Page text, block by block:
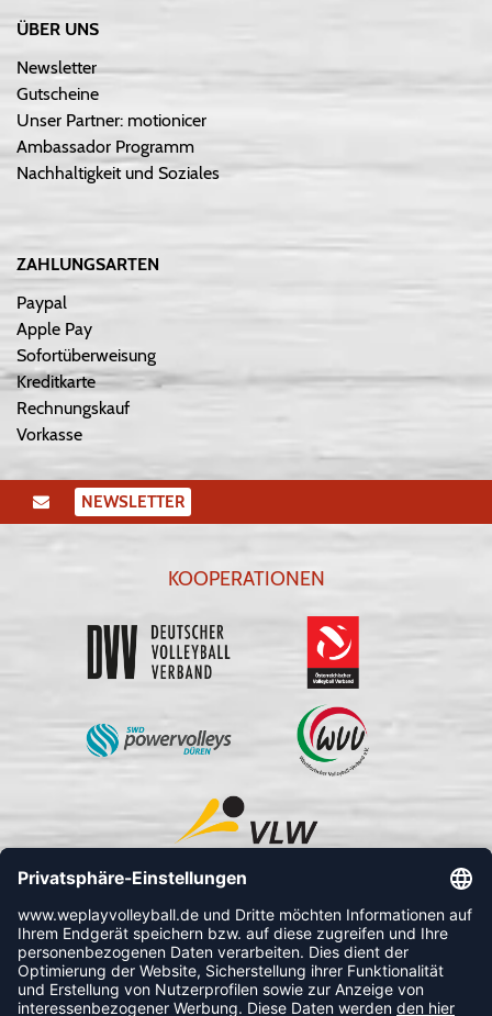
ÜBER UNS
Newsletter
Gutscheine
Unser Partner: motionicer
Ambassador Programm
Nachhaltigkeit und Soziales
ZAHLUNGSARTEN
Paypal
Apple Pay
Sofortüberweisung
Kreditkarte
Rechnungskauf
Vorkasse
NEWSLETTER
KOOPERATIONEN
FOLLOW US